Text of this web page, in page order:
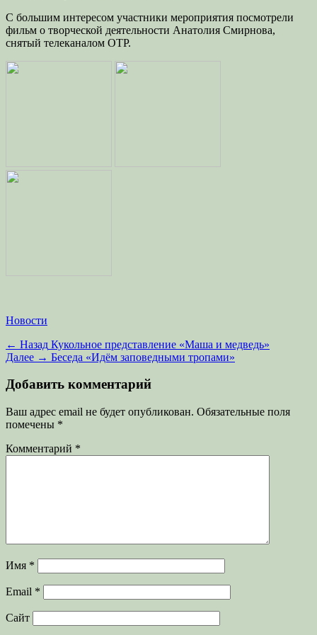
С большим интересом участники мероприятия посмотрели
фильм о творческой деятельности Анатолия Смирнова,
снятый телеканалом ОТР.
Категории
Новости
Навигация
по
записям
← Назад Предыдущая
запись:
Кукольное представление «Маша и медведь»
Далее → Следующая
Беседа «Идём заповедными тропами»
Добавить комментарий
Ваш адрес email не будет опубликован. Обязательные поля
помечены *
Комментарий *
Имя *
Email *
Сайт